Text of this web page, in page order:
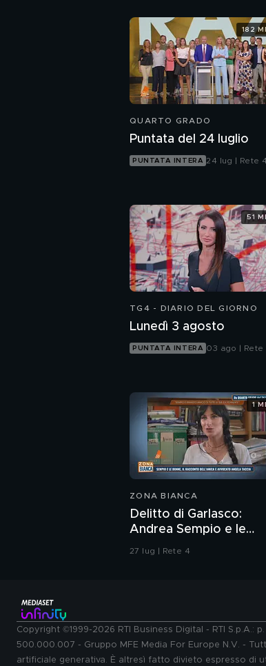
QUARTO GRADO
Puntata del 24 luglio
PUNTATA INTERA 24 lug | Rete 4
182
TG4 - DIARIO DEL GIORNO
Lunedì 3 agosto
PUNTATA INTERA 03 ago | Rete
51
ZONA BIANCA
Delitto di Garlasco:
Andrea Sempio e le
donne, il racconto
27 lug | Rete 4
1
Copyright ©1999-2026 RTI Business Digital - RTI S.p.A.:
500.000.007 - Gruppo MFE Media For Europe N.V. -
artificiale generativa. È altresì fatto divieto espresso di